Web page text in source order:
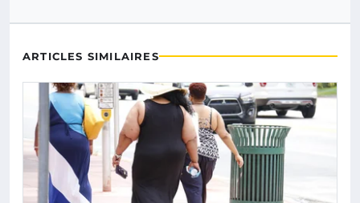
ARTICLES SIMILAIRES